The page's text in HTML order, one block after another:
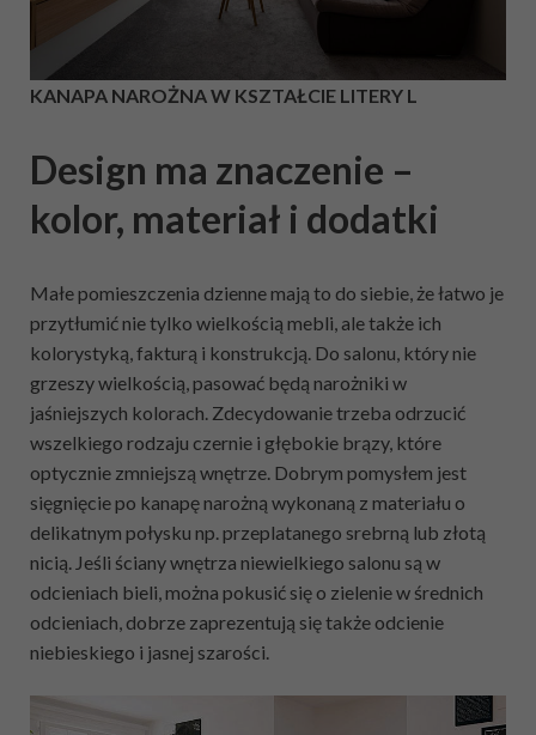
KANAPA NAROŻNA W KSZTAŁCIE LITERY L
Design ma znaczenie –
kolor, materiał i dodatki
Małe pomieszczenia dzienne mają to do siebie, że łatwo je
przytłumić nie tylko wielkością mebli, ale także ich
kolorystyką, fakturą i konstrukcją. Do salonu, który nie
grzeszy wielkością, pasować będą narożniki w
jaśniejszych kolorach. Zdecydowanie trzeba odrzucić
wszelkiego rodzaju czernie i głębokie brązy, które
optycznie zmniejszą wnętrze. Dobrym pomysłem jest
sięgnięcie po kanapę narożną wykonaną z materiału o
delikatnym połysku np. przeplatanego srebrną lub złotą
nicią. Jeśli ściany wnętrza niewielkiego salonu są w
odcieniach bieli, można pokusić się o zielenie w średnich
odcieniach, dobrze zaprezentują się także odcienie
niebieskiego i jasnej szarości.